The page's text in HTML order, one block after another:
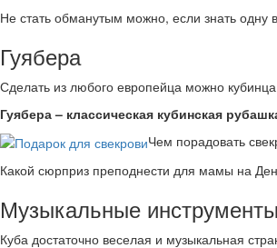
Не стать обманутым можно, если знать одну
Гуябера
Сделать из любого европейца можно
Гуябера – классическая кубинская
Чем порадовать
Какой сюрприз преподнести для мамы на
Музыкальные инструменты
Куба достаточно веселая и музыкальная